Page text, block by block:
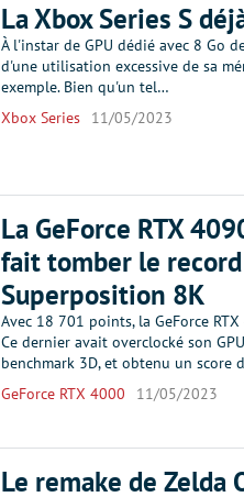
La Xbox Series S
À l'instar de GPU dédié avec 8 Go
d'une utilisation excessive de sa
exemple. Bien qu'un tel…
Xbox Series
11/05/2023
La GeForce RTX
fait tomber le
Superposition 8K
Avec 18 701 points, la GeForce
Ce dernier avait overclocké son
benchmark 3D, et obtenu un score
GeForce RTX 4000
11/05/2023
Le remake de Zelda